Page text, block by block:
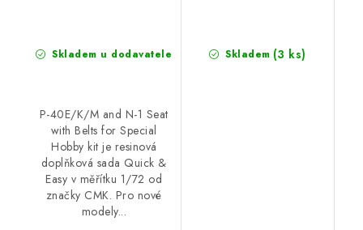
Skladem u dodavatele
P-40E/K/M and N-1 Seat
with Belts for Special
Hobby kit je resinová
doplňková sada Quick &
Easy v měřítku 1/72 od
značky CMK. Pro nové
modely...
Skladem (3 ks)